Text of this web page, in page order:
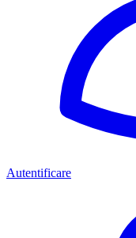
Autentificare